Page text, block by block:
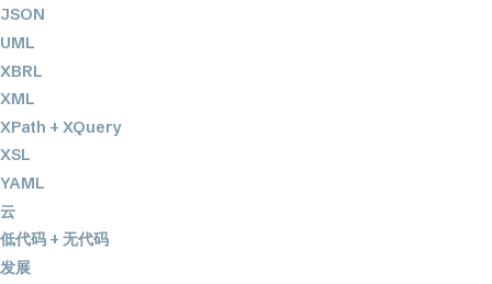
JSON
UML
XBRL
XML
XPath + XQuery
XSL
YAML
云
低代码 + 无代码
发展